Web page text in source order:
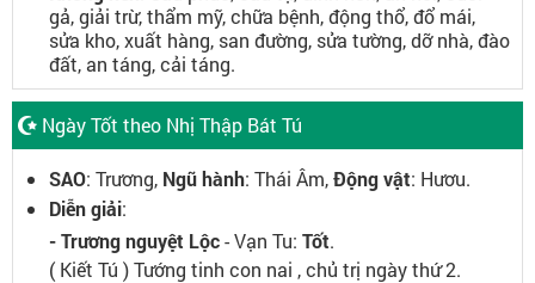
gả, giải trừ, thẩm mỹ, chữa bệnh, động thổ, đổ mái,
sửa kho, xuất hàng, san đường, sửa tường, dỡ nhà, đào
đất, an táng, cải táng.
Ngày Tốt theo Nhị Thập Bát Tú
SAO: Trương, Ngũ hành: Thái Âm,Động vật: Hươu.
Diễn giải:
- Trương nguyệt Lộc- Vạn Tu: Tốt.
( Kiết Tú ) Tướng tinh con nai , chủ trị ngày thứ 2.